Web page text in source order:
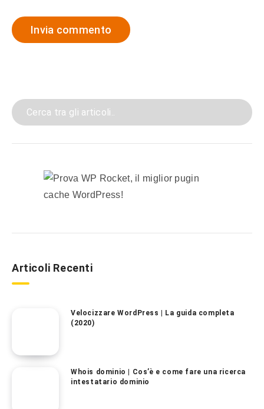
Articoli Recenti
Velocizzare WordPress | La guida completa
(2020)
Whois dominio | Cos’è e come fare una ricerca
intestatario dominio